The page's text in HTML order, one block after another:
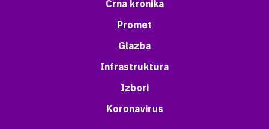
Crna kronika
Promet
Glazba
Infrastruktura
Izbori
Koronavirus